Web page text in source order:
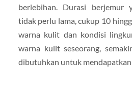
berlebihan. Durasi berjemur
tidak perlu lama, cukup 10
warna kulit dan kondisi
warna kulit seseorang,
dibutuhkan untuk mendapatkan